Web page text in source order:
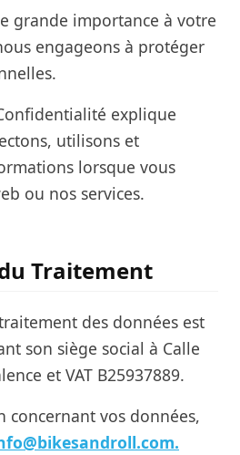
grande importance à votre
engageons à protéger
explique
utilisons et
lorsque vous
ou nos services.
Traitement
des données est
son siège social à Calle
et VAT B25937889.
concernant vos données,